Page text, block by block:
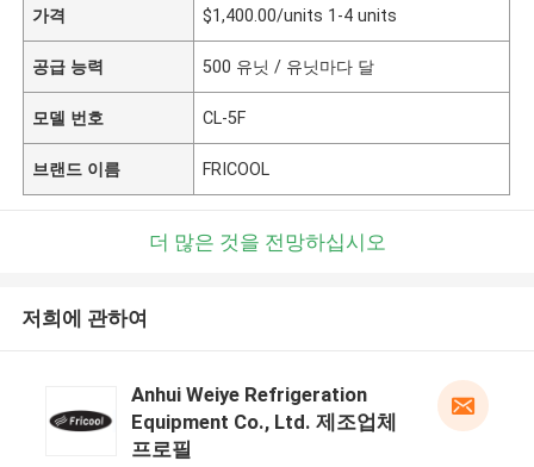
가격 $1,400.00/units 1-4 units
공급 능력 500 유닛 / 유닛마다 달
모델 번호 CL-5F
브랜드 이름 FRICOOL
더 많은 것을 전망하십시오
저희에 관하여
Anhui Weiye Refrigeration
Equipment Co., Ltd. 제조업체
프로필